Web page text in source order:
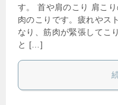
す。 首や肩のこり 肩こ
肉のこりです。疲れやス
なり、筋肉が緊張してこ
と […]